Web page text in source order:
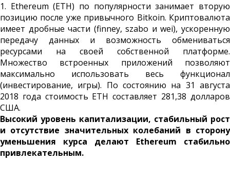
1. Ethereum (ETH) по популярности занимает вторую
позицию после уже привычного Bitkoin. Криптовалюта
имеет дробные части (finney, szabo и wei), ускоренную
передачу данных и возможность обмениваться
ресурсами на своей собственной платформе.
Множество встроенных приложений позволяют
максимально использовать весь функционал
(инвестирование, игры). По состоянию на 31 августа
2018 года стоимость ETH составляет 281,38 долларов
США.
Высокий уровень капитализации, стабильный рост
и отсутствие значительных колебаний в сторону
уменьшения курса делают Ethereum стабильно
привлекательным.